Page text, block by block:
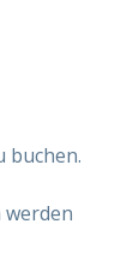
buchen.